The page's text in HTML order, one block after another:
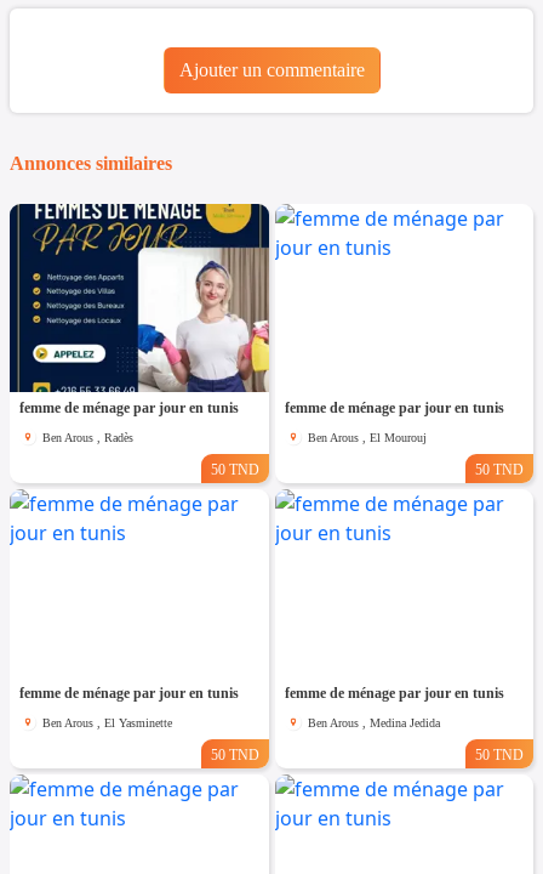
Ajouter un commentaire
Annonces similaires
femme de ménage par jour en tunis
Ben Arous , Radès
50 TND
femme de ménage par jour en tunis
Ben Arous , El Mourouj
50 TND
femme de ménage par jour en tunis
Ben Arous , El Yasminette
50 TND
femme de ménage par jour en tunis
Ben Arous , Medina Jedida
50 TND